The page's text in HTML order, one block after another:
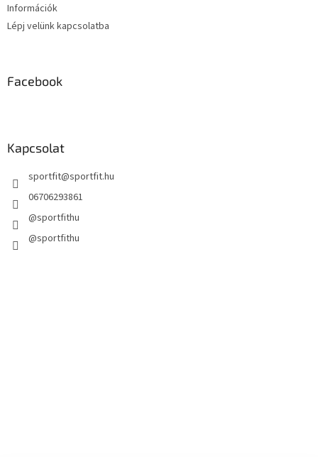
Információk
Lépj velünk kapcsolatba
Facebook
Kapcsolat
sportfit@sportfit.hu
06706293861
@sportfithu
@sportfithu